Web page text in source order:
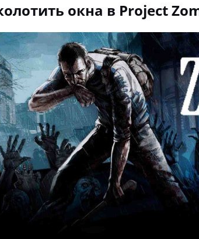
окна в Project